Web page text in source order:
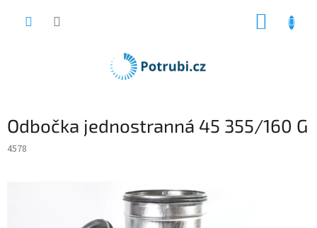
Odbočka jednostranná 45 355/160 G
4578